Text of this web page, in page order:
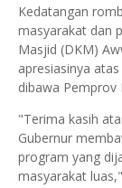
​Kedatangan
masyarakat dan
Masjid (DKM)
apresiasinya
dibawa Pemprov
​"Terima kasih
Gubernur
program yang
masyarakat